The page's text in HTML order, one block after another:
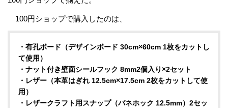
100円ショップで購入したのは、
・有孔ボード（デザインボード 30cm×60cm 1枚をカットし
て使用）
・ナット付き壁面シールフック 8mm2個入り×2セット
・レザー（本革はぎれ 12.5cm×17.5cm 2枚をカットして使
用）
・レザークラフト用スナップ（バネホック 12.5mm）2セッ